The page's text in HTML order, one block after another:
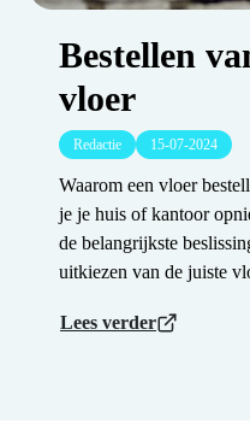
Bestellen
vloer
Redactie 15-07-2024
Waarom een vloer
je je huis of kantoor
de belangrijkste
uitkiezen van de juiste
Lees verder